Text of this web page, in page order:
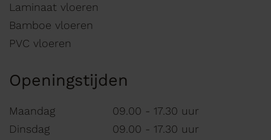
Laminaat vloeren
Bamboe vloeren
PVC vloeren
Openingstijden
Maandag
09.00 - 17.30 uur
Dinsdag
09.00 - 17.30 uur